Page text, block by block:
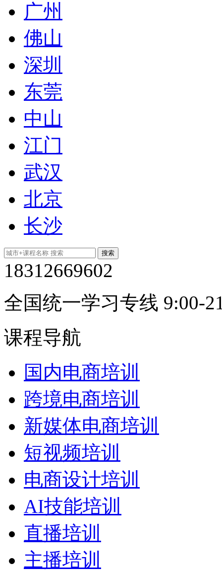
广州
佛山
深圳
东莞
中山
江门
武汉
北京
长沙
18312669602
全国统一学习专线 9:00-
课程导航
国内电商培训
跨境电商培训
新媒体电商培训
短视频培训
电商设计培训
AI技能培训
直播培训
主播培训